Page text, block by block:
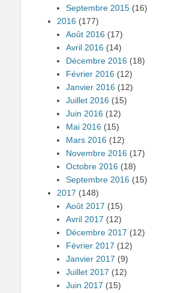
Septembre 2015 (16)
2016 (177)
Août 2016 (17)
Avril 2016 (14)
Décembre 2016 (18)
Février 2016 (12)
Janvier 2016 (12)
Juillet 2016 (15)
Juin 2016 (12)
Mai 2016 (15)
Mars 2016 (12)
Novembre 2016 (17)
Octobre 2016 (18)
Septembre 2016 (15)
2017 (148)
Août 2017 (15)
Avril 2017 (12)
Décembre 2017 (12)
Février 2017 (12)
Janvier 2017 (9)
Juillet 2017 (12)
Juin 2017 (15)